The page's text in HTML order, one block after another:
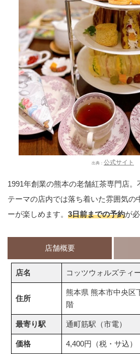
出典： 公式サイト
1991年創業の熊本の老舗紅茶専門店
テーマの店内では落ち着いた雰囲気の
ーが楽しめます。 3日前までの予約が
店舗概要
店名 コッツウォルズティ
住所
熊本県 熊本市中央区
階
最寄り駅 通町筋駅（市電）
価格 4,400円（税・サ込）